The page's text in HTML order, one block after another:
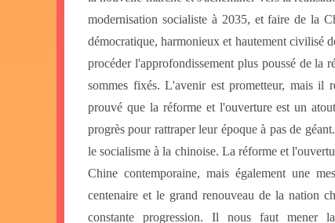
modernisation socialiste à 2035, et faire de la
démocratique, harmonieux et hautement civilisé
procéder l'approfondissement plus poussé de la
sommes fixés. L'avenir est prometteur, mais il
prouvé que la réforme et l'ouverture est un
progrès pour rattraper leur époque à pas de
le socialisme à la chinoise. La réforme et
Chine contemporaine, mais également une
centenaire et le grand renouveau de la nation
constante progression. Il nous faut mener